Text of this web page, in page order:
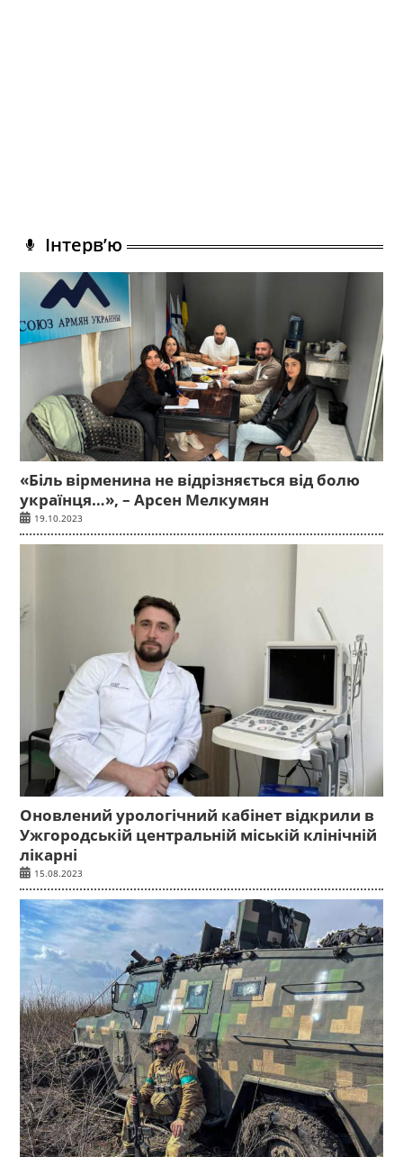
Інтерв’ю
«Біль вірменина не відрізняється від болю
українця…», – Арсен Мелкумян
19.10.2023
Оновлений урологічний кабінет відкрили в
Ужгородській центральній міській клінічній
лікарні
15.08.2023